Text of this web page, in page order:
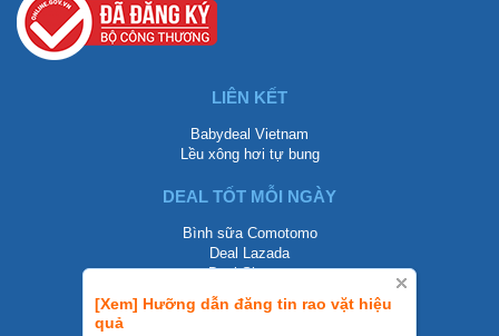
[Xem] Hưỡng dẫn đăng tin rao vặt hiệu
quả
LIÊN KẾT
Babydeal Vietnam
Lều xông hơi tự bung
DEAL TỐT MỖI NGÀY
Bình sữa Comotomo
Deal Lazada
Deal Shopee
LIÊN HỆ